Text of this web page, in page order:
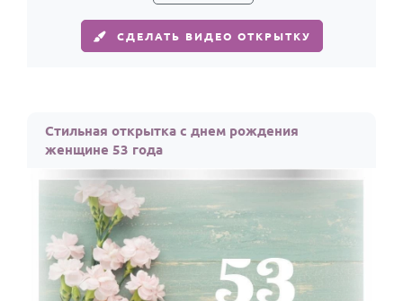
СДЕЛАТЬ ВИДЕО ОТКРЫТКУ
Стильная открытка с днем рождения
женщине 53 года